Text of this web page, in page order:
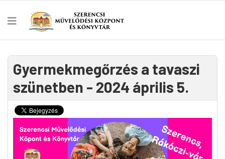
Gyermekmegőrzés a tavaszi
szünetben - 2024 április 5.